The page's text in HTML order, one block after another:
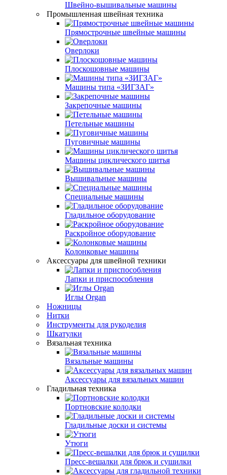
Швейно-вышивальные машины
Промышленная швейная техника
Прямострочные швейные машины
Оверлоки
Плоскошовные машины
Машины типа «ЗИГЗАГ»
Закрепочные машины
Петельные машины
Пуговичные машины
Машины циклического шитья
Вышивальные машины
Специальные машины
Гладильное оборудование
Раскройное оборудование
Колонковые машины
Аксессуары для швейной техники
Лапки и приспособления
Иглы Organ
Ножницы
Нитки
Инструменты для рукоделия
Шкатулки
Вязальная техника
Вязальные машины
Аксессуары для вязальных машин
Гладильная техника
Портновские колодки
Гладильные доски и системы
Утюги
Пресс-вешалки для брюк и сушилки